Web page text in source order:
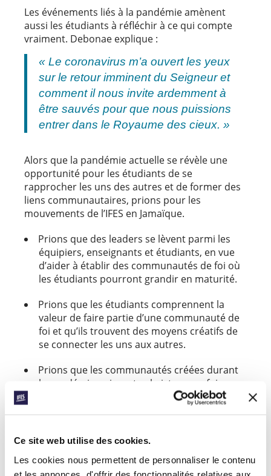
Ce site web utilise des cookies.
Les cookies nous permettent de personnaliser le contenu
et les annonces, d'offrir des fonctionnalités relatives aux
Les événements liés à la pandémie amènent
aussi les étudiants à réfléchir à ce qui compte
vraiment. Debonae explique :
« Le coronavirus m’a ouvert les yeux
sur le retour imminent du Seigneur et
comment il nous invite ardemment à
être sauvés pour que nous puissions
entrer dans le Royaume des cieux. »
Alors que la pandémie actuelle se révèle une
opportunité pour les étudiants de se
rapprocher les uns des autres et de former des
liens communautaires, prions pour les
mouvements de l’IFES en Jamaïque.
Prions que des leaders se lèvent parmi les
équipiers, enseignants et étudiants, en vue
d’aider à établir des communautés de foi où
les étudiants pourront grandir en maturité.
Prions que les étudiants comprennent la
valeur de faire partie d’une communauté de
foi et qu’ils trouvent des moyens créatifs de
se connecter les uns aux autres.
Prions que les communautés créées durant
la pandémie puissent subsister, une fois que